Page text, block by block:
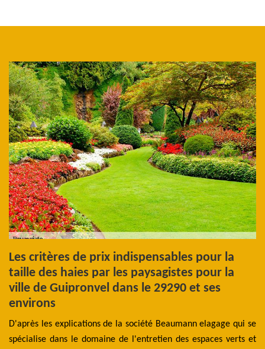
Les critères de prix indispensables pour la
taille des haies par les paysagistes pour la
ville de Guipronvel dans le 29290 et ses
environs
D'après les explications de la société Beaumann elagage qui se
spécialise dans le domaine de l'entretien des espaces verts et